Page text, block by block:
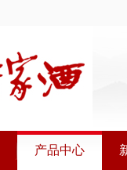
产品中心